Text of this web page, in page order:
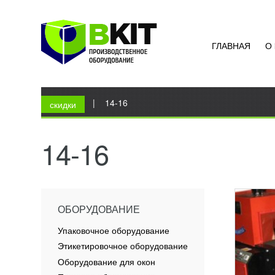
ГЛАВНАЯ О
Вы здесь
Главная | 14-16
14-16
275
ОБОРУДОВАНИЕ
Упаковочное оборудование
Этикетировочное оборудование
Оборудование для окон
скидки